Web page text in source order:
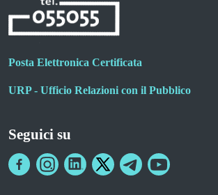
Posta Elettronica Certificata
URP - Ufficio Relazioni con il Pubblico
Seguici su